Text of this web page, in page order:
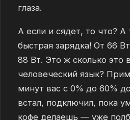
глаза.
А если и сядет, то что? А
быстрая зарядка! От 66
88 Вт. Это ж сколько это
человеческий язык?
минут вас с 0% до 60%
встал, подключил, пока
кофе делаешь — уже